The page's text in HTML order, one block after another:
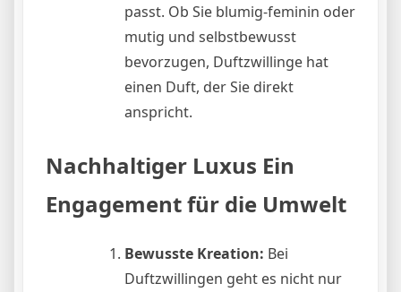
passt. Ob Sie blumig-feminin oder
mutig und selbstbewusst
bevorzugen, Duftzwillinge hat
einen Duft, der Sie direkt
anspricht.
Nachhaltiger Luxus Ein
Engagement für die Umwelt
Bewusste Kreation: Bei
Duftzwillingen geht es nicht nur